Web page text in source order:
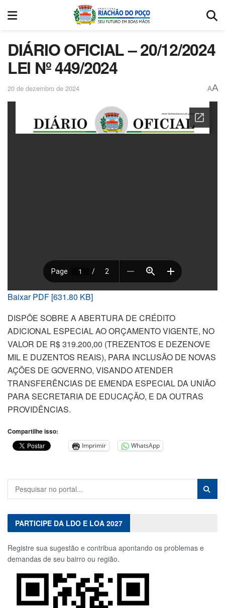
DIÁRIO OFICIAL – 20/12/2024
LEI Nº 449/2024
20 de dezembro de 2024 AA
Baixar PDF [631.80 KB]
DISPÕE SOBRE A ABERTURA DE CRÉDITO
ADICIONAL ESPECIAL AO ORÇAMENTO VIGENTE, NO
VALOR DE R$ 319.200,00 (TREZENTOS E DEZENOVE
MIL E DUZENTOS REAIS), PARA INCLUSÃO DE NOVAS
AÇÕES DE GOVERNO, VISANDO ATENDER
TRANSFERÊNCIAS DE EMENDA ESPECIAL DA UNIÃO
PARA SECRETARIA DE EDUCAÇÃO, E DA OUTRAS
PROVIDÊNCIAS.
Compartilhe isso:
Imprimir WhatsApp
PARTICIPE DA LDO E LOA 2027
Registre sua sugestão e contribua apontando os problemas e
demandas de seu bairro ou região.